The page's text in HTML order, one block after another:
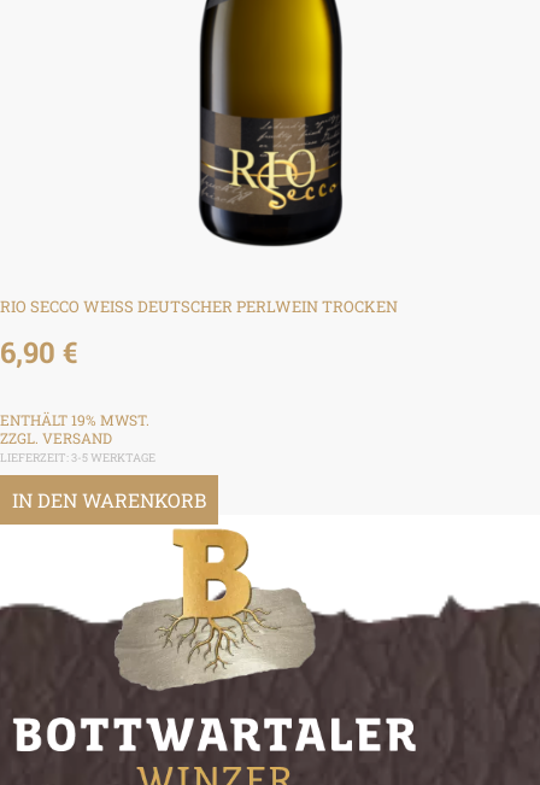
RIO SECCO WEISS DEUTSCHER PERLWEIN TROCKEN
6,90 €
ENTHÄLT 19% MWST.
ZZGL. VERSAND
LIEFERZEIT: 3-5 WERKTAGE
IN DEN WARENKORB